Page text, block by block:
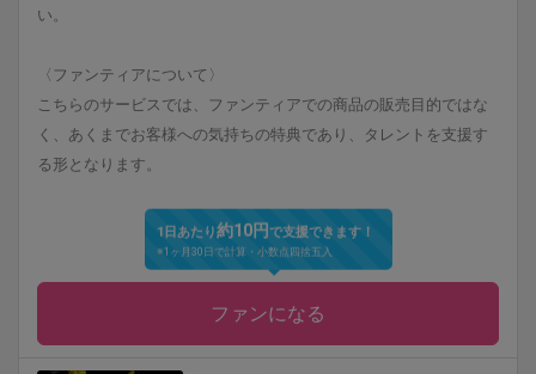
い。
〈ファンティアについて〉
こちらのサービスでは、ファンティアでの商品の販売目的ではな
く、あくまでお客様への気持ちの特典であり、タレントを支援す
る形となります。
1日あたり約10円で支援できます！
※1ヶ月30日で計算・小数点四捨五入
ファンになる